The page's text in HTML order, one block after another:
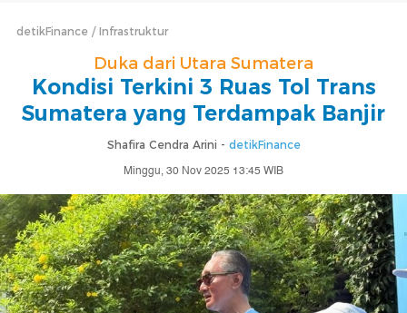
detikFinance Infrastruktur
Duka dari Utara Sumatera
Kondisi Terkini 3 Ruas Tol Trans
Sumatera yang Terdampak Banjir
Shafira Cendra Arini - detikFinance
Minggu, 30 Nov 2025 13:45 WIB